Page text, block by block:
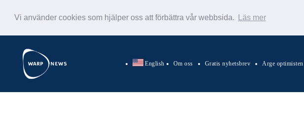
Vi använder cookies som hjälper oss att förbättra vår webbsida. Läs mer
English Om oss Gratis nyhetsbrev Arge optimisten